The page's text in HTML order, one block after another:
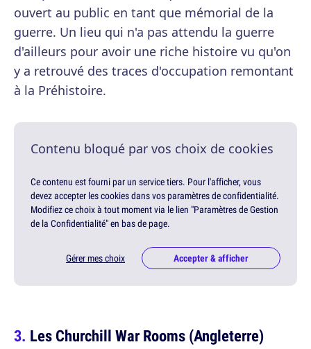
ouvert au public en tant que mémorial de la
guerre. Un lieu qui n'a pas attendu la guerre
d'ailleurs pour avoir une riche histoire vu qu'on
y a retrouvé des traces d'occupation remontant
à la Préhistoire.
Contenu bloqué par vos choix de cookies
Ce contenu est fourni par un service tiers. Pour l'afficher, vous
devez accepter les cookies dans vos paramètres de confidentialité.
Modifiez ce choix à tout moment via le lien "Paramètres de Gestion
de la Confidentialité" en bas de page.
Gérer mes choix Accepter & afficher
Les Churchill War Rooms (Angleterre)